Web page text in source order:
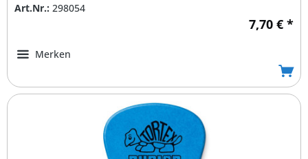
Art.Nr.: 298054
7,70 € *
Merken